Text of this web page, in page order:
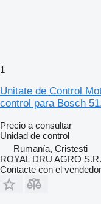
1
Unitate de Control
control para Bosch
Precio a consultar
Unidad de control
Rumanía, Cristesti
ROYAL DRU AGRO
Contacte con el vendedor